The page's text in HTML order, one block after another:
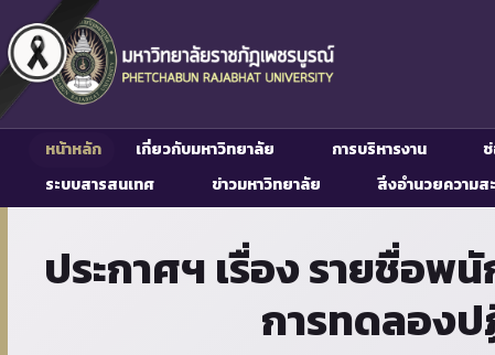
หน้าหลัก เกี่ยวกับมหาวิทยาลัย การบริหารงาน
ระบบสารสนเทศ
ข่าวมหาวิทยาลัย สิ่งอำนวยความส
ประกาศฯ เรื่อง รายชื่อพ
การทดลอง